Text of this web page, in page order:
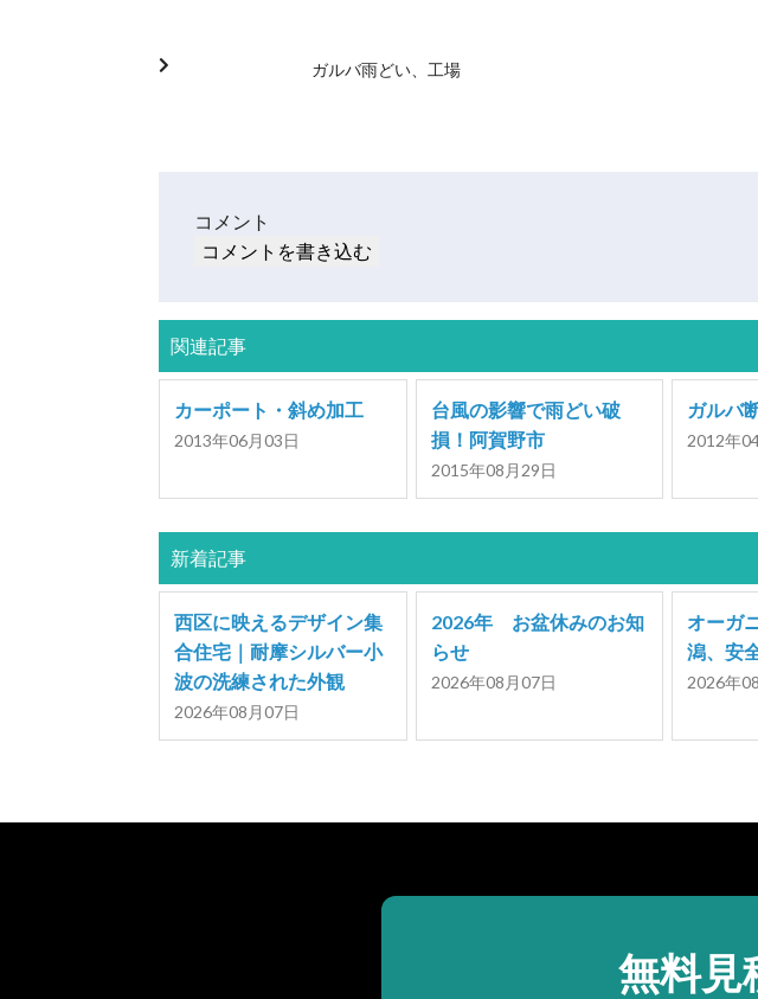
ガルバ雨どい、工場
コメント
コメントを書き込む
関連記事
カーポート・斜め加工
2013年06月03日
台風の影響で雨どい破
損！阿賀野市
2015年08月29日
ガルバ
2012年
新着記事
西区に映えるデザイン集
合住宅｜耐摩シルバー小
波の洗練された外観
2026年08月07日
2026年 お盆休みのお知
らせ
2026年08月07日
オーガ
潟、安
2026年
無料見